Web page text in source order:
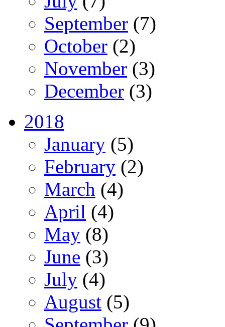
September (7)
October (2)
November (3)
December (3)
2018
January (5)
February (2)
March (4)
April (4)
May (8)
June (3)
July (4)
August (5)